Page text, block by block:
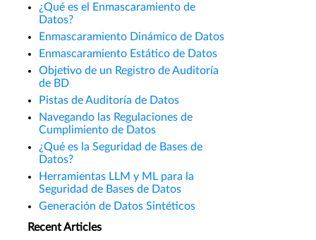
¿Qué es el Enmascaramiento de
Datos?
Enmascaramiento Dinámico de Datos
Enmascaramiento Estático de Datos
Objetivo de un Registro de Auditoría
de BD
Pistas de Auditoría de Datos
Navegando las Regulaciones de
Cumplimiento de Datos
¿Qué es la Seguridad de Bases de
Datos?
Herramientas LLM y ML para la
Seguridad de Bases de Datos
Generación de Datos Sintéticos
Recent Articles